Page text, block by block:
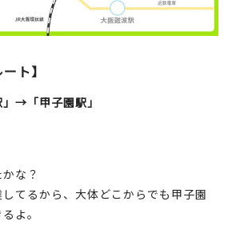
ト】
→「甲子園駅」
な？
てるから、大体どこからでも甲子園
よ。